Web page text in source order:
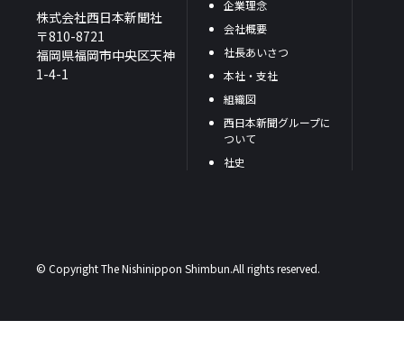
株式会社西日本新聞社
〒810-8721
福岡県福岡市中央区天神
1-4-1
企業理念
会社概要
社長あいさつ
本社・支社
組織図
西日本新聞グループに
ついて
社史
© Copyright The Nishinippon Shimbun.All rights reserved.